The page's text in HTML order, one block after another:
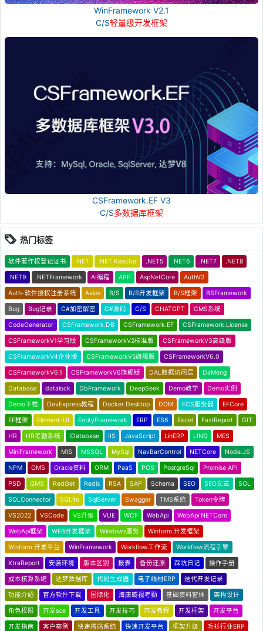
WinFramework V2.1
C/S轻量级开发框架
CSFramework.EF V3
C/S多数据库框架
热门标签
软件著作权登记证书 .NET .NET Reactor .NET5 .NET6 .NET7 .NET8
.NET9 .NETFramework AI编程 APP AspNetCore AuthV3
Auth-软件授权注册系统 Axios B/S B/S开发框架 B/S框架 BSFramework
Bug Bug记录 C#加密解密 C#源码 C/S CHATGPT CMS系统
CodeGenerator CSFramework.DB CSFramework.EF CSFramework.License
CSFrameworkV1学习版 CSFrameworkV2标准版 CSFrameworkV3高级版
CSFrameworkV4企业版 CSFrameworkV5旗舰版 CSFrameworkV6.0
CSFrameworkV6.1 CSFrameworkV6旗舰版 DAL数据访问层 DaMeng
Database datalock DbFramework DeepSeek Demo教学 Demo实例
Demo下载 DevExpress教程 Docker Desktop DOM ECS服务器 EFCore
EF框架 Element-UI EntityFramework ERP ES6 Excel FastReport GIT
HR HR考勤系统 IDatabase IIS JavaScript LinERP LINQ MES
MiniFramework MIS MSSQL MySql NavBarControl NETCore Node.JS
NPM OMS Oracle资料 ORM PaaS POS PostgreSql Promise API
PSD QMS RedGet Redis RSA SAP Schema SEO SEO文章 SQL
SQLConnector SQLite SqlServer Swagger TMS系统 Token令牌
VS2022 VSCode VS升级 VUE WCF WebApi WebApi NETCore
WebApi框架 WEB开发框架 Windows服务 Winform 开发框架
Winform 开发平台 WinFramework Workflow工作流 Workflow流程引擎
XtraReport 安装环境 版本区别 报表 备份还原 踩坑日记 操作手册
成本核算系统 达梦数据库 代码生成器 电子线材ERP 迭代开发记录
功能介绍 官方软件下载 国际化 海康威视考勤 基础资料窗体 架构设计
角色权限 开发sce 开发工具 开发技巧 开发教程 开发框架 开发平台
开发指南 客户案例 快速搭站系统 快速开发平台 框架升级 毛衫行业ERP